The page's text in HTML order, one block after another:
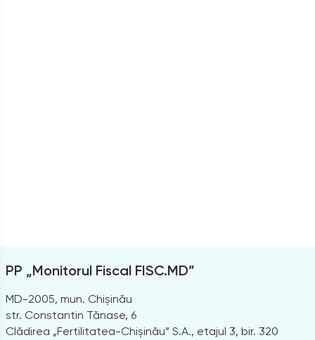
PP „Monitorul Fiscal FISC.MD”
MD-2005, mun. Chișinău
str. Constantin Tănase, 6
Clădirea „Fertilitatea-Chișinău” S.A., etajul 3, bir. 320